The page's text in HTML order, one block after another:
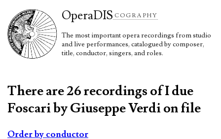
OperaDIS COGRAPHY
The most important opera recordings from studio
and live performances, catalogued by composer,
title, conductor, singers, and roles.
There are 26 recordings of I due
Foscari by Giuseppe Verdi on file
Order by conductor